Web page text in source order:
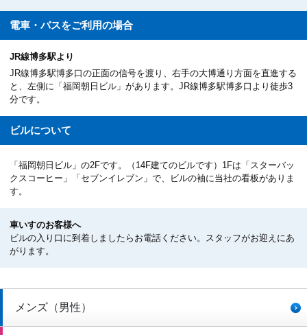
電車・バスをご利用の場合
JR線博多駅より
JR線博多駅博多口の正面の信号を渡り、右手の大博通り方面を直進する
と、左側に「福岡朝日ビル」があります。JR線博多駅博多口より徒歩3
分です。
ビルについて
「福岡朝日ビル」の2Fです。（14F建てのビルです）1Fは「スターバッ
クスコーヒー」「セブンイレブン」で、ビルの袖に当社の看板がありま
す。
車いすのお客様へ
ビルの入り口に到着しましたらお電話ください。スタッフがお迎えにあ
がります。
メンズ（男性）